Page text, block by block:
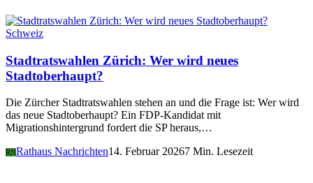
Schweiz
Stadtratswahlen Zürich: Wer wird neues
Stadtoberhaupt?
Die Zürcher Stadtratswahlen stehen an und die Frage ist: Wer wird
das neue Stadtoberhaupt? Ein FDP-Kandidat mit
Migrationshintergrund fordert die SP heraus,…
RNRathaus Nachrichten14. Februar 20267 Min. Lesezeit